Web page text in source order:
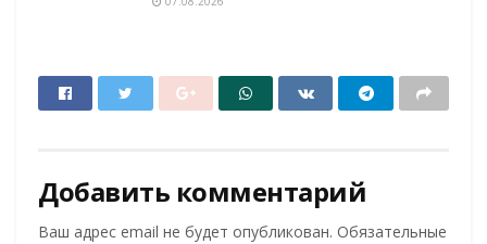
Добавить комментарий
Ваш адрес email не будет опубликован. Обязательные